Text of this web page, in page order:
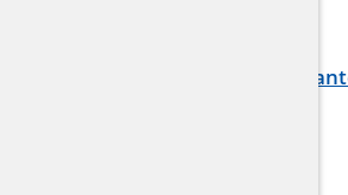
Skontaktuj się z